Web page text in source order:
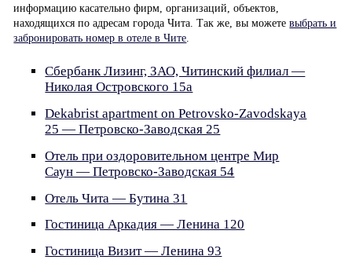
информацию касательно фирм, организаций, объектов,
находящихся по адресам города Чита. Так же, вы можетевыбрать и
забронировать номер в отеле в Чите
Сбербанк Лизинг, ЗАО, Читинский филиал —
Николая Островского 15а
Dekabrist apartment on Petrovsko-Zavodskaya
25 — Петровско-Заводская 25
Отель при оздоровительном центре Мир
Саун — Петровско-Заводская 54
Отель Чита — Бутина 31
Гостиница Аркадия — Ленина 120
Гостиница Визит — Ленина 93